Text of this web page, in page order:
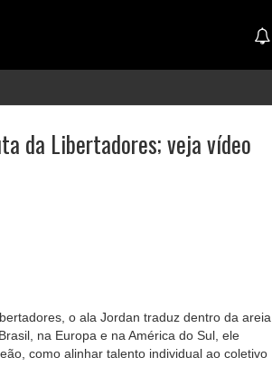
da Libertadores; veja vídeo
o ala Jordan traduz dentro da areia
na Europa e na América do Sul, ele
como alinhar talento individual ao coletivo